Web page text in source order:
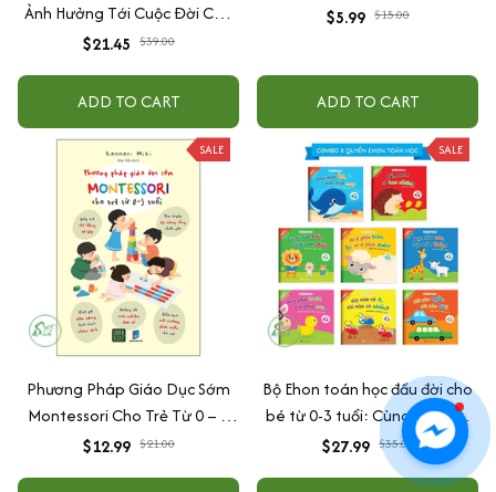
Ảnh Hưởng Tới Cuộc Đời Của
Con
$21.45 $39.00
ADD TO CART
$5.99 $15.00
ADD TO CART
SALE
Phương Pháp Giáo Dục Sớm
Montessori Cho Trẻ Từ 0 – 3
Tuổi
$12.99 $21.00
SALE
Bộ Ehon toán học đầu đời cho
bé từ 0-3 tuổi: Cùng con học
toán (song ngữ Việt Anh)
$27.99 $35.00